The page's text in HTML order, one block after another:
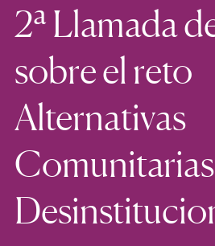
2ª Llamada
sobre el reto
Alternativas